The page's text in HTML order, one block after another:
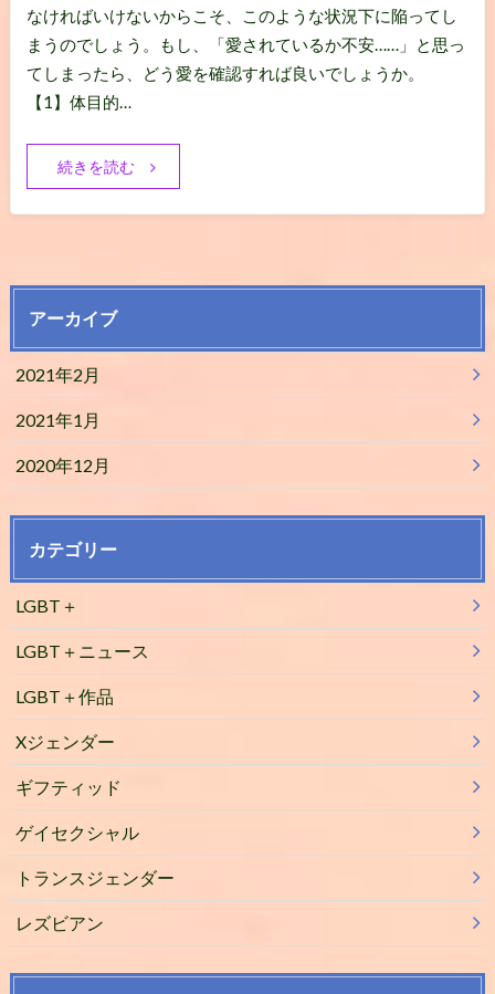
なければいけないからこそ、このような状況下に陥ってし
まうのでしょう。もし、「愛されているか不安……」と思っ
てしまったら、どう愛を確認すれば良いでしょうか。
【1】体目的…
続きを読む
アーカイブ
2021年2月
2021年1月
2020年12月
カテゴリー
LGBT＋
LGBT＋ニュース
LGBT＋作品
Xジェンダー
ギフティッド
ゲイセクシャル
トランスジェンダー
レズビアン